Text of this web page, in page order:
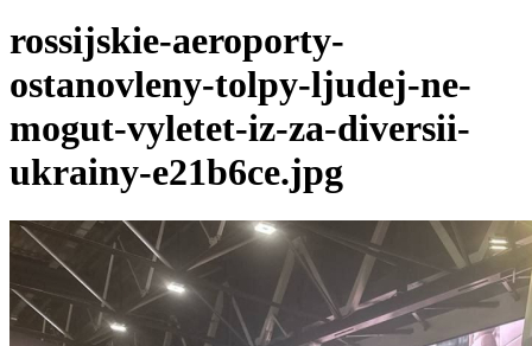
rossijskie-aeroporty-
ostanovleny-tolpy-ljudej-ne-
mogut-vyletet-iz-za-diversii-
ukrainy-e21b6ce.jpg